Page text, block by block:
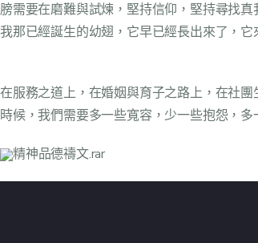
膀需要在磨難與試煉，堅持信仰，堅持尋找
我那已經誕生的幼翅，它早已經長出來了，
在服務之道上，在婚姻與育子之路上，在社
時候，我們需要多一些寬容，少一些抱怨，
精神品德禱文.rar